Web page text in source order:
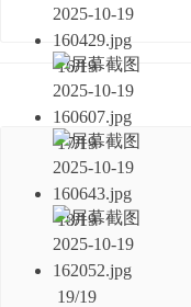
16/19
17/19
18/19
19/19